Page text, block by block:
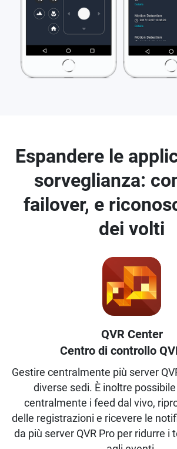
Espandere le
sorveglianza:
failover, e
dei volti
QVR Center
Centro di controllo
Gestire centralmente più server
diverse sedi. È inoltre
centralmente i feed dal vivo,
delle registrazioni e ricevere le
da più server QVR Pro per ridurre i